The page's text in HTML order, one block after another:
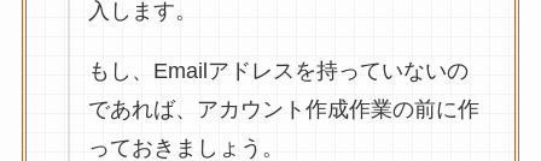
入します。
もし、Emailアドレスを持っていないの
であれば、アカウント作成作業の前に作
っておきましょう。